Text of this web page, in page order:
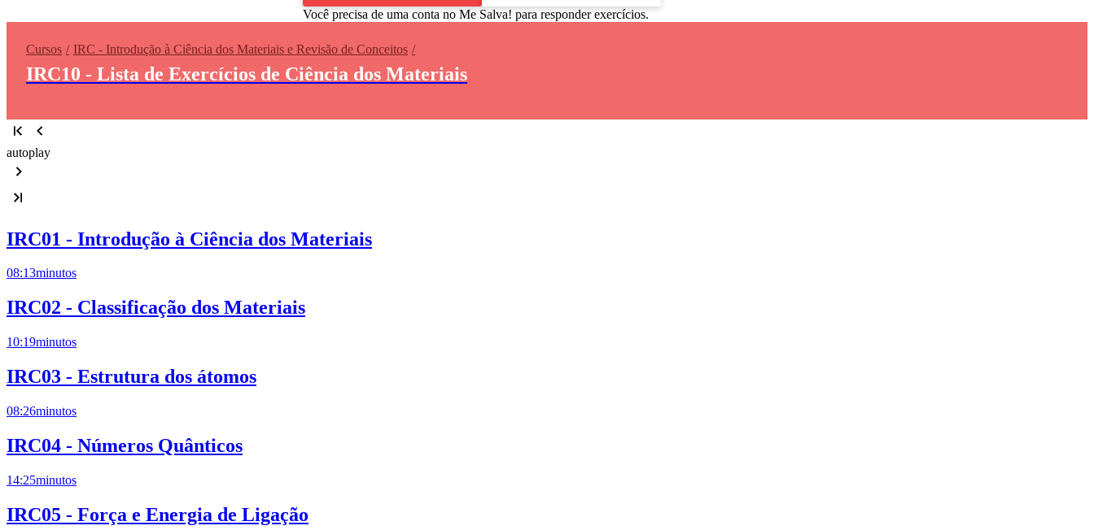
Você precisa de uma conta no Me Salva! para responder exercícios.
Cursos IRC - Introdução à Ciência dos Materiais e Revisão de Conceitos
IRC10 - Lista de Exercícios de Ciência dos Materiais
autoplay
IRC01 - Introdução à Ciência dos Materiais
08:13minutos
IRC02 - Classificação dos Materiais
10:19minutos
IRC03 - Estrutura dos átomos
08:26minutos
IRC04 - Números Quânticos
14:25minutos
IRC05 - Força e Energia de Ligação